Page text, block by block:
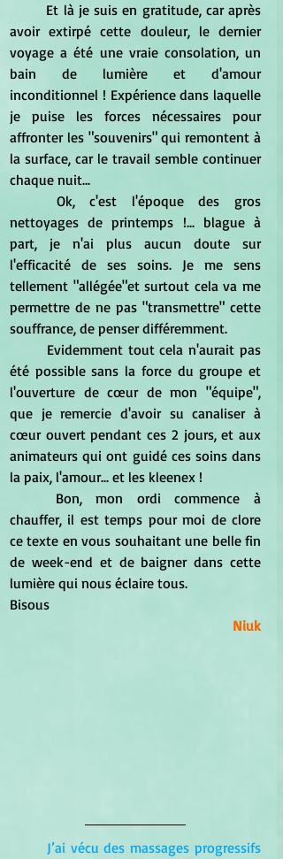
avoir extirpé cette douleur, le dernier
voyage a été une vraie consolation, un
bain de lumière et d'amour
inconditionnel ! Expérience dans laquelle
je puise les forces nécessaires pour
affronter les "souvenirs" qui remontent à
la surface, car le travail semble continuer
chaque nuit...
nettoyages de printemps !... blague à
part, je n'ai plus aucun doute sur
l'efficacité de ses soins. Je me sens
tellement "allégée"et surtout cela va me
permettre de ne pas "transmettre" cette
souffrance, de penser différemment.
été possible sans la force du groupe et
l'ouverture de cœur de mon "équipe",
que je remercie d'avoir su canaliser à
cœur ouvert pendant ces 2 jours, et aux
animateurs qui ont guidé ces soins dans
la paix, l'amour... et les kleenex !
chauffer, il est temps pour moi de clore
ce texte en vous souhaitant une belle fin
de week-end et de baigner dans cette
lumière qui nous éclaire tous.
Bisous
Niuk
J’ai vécu des massages progressifs